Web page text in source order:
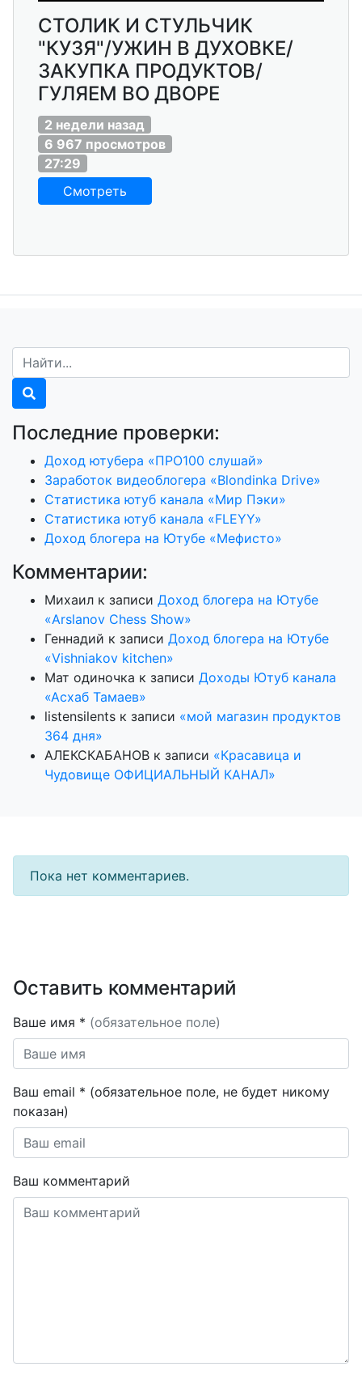
СТОЛИК И СТУЛЬЧИК
"КУЗЯ"/УЖИН В ДУХОВКЕ/
ЗАКУПКА ПРОДУКТОВ/
ГУЛЯЕМ ВО ДВОРЕ
2 недели назад
6 967 просмотров
27:29
Смотреть
Последние проверки:
Доход ютубера «ПРО100 слушай»
Заработок видеоблогера «Blondinka Drive»
Статистика ютуб канала «Мир Пэки»
Статистика ютуб канала «FLEYY»
Доход блогера на Ютубе «Мефисто»
Комментарии:
Михаил к записи Доход блогера на Ютубе
«Arslanov Chess Show»
Геннадий к записи Доход блогера на Ютубе
«Vishniakov kitchen»
Мат одиночка к записи Доходы Ютуб канала
«Асхаб Тамаев»
listensilents к записи «мой магазин продуктов
364 дня»
АЛЕКСКАБАНОВ к записи «Красавица и
Чудовище ОФИЦИАЛЬНЫЙ КАНАЛ»
Пока нет комментариев.
Оставить комментарий
Ваше имя * (обязательное поле)
Ваш email * (обязательное поле, не будет никому
показан)
Ваш комментарий